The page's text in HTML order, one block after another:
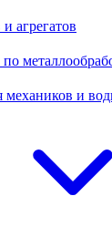
агрегатов
механиков и